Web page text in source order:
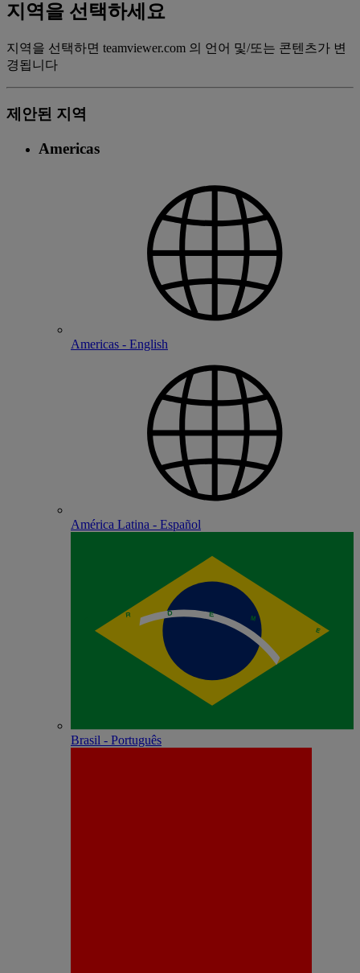
지역을 선택하세요
지역을 선택하면 teamviewer.com 의 언어 및/또는 콘텐츠가 변
경됩니다
제안된 지역
Americas
Americas - English
América Latina - Español
Brasil - Português